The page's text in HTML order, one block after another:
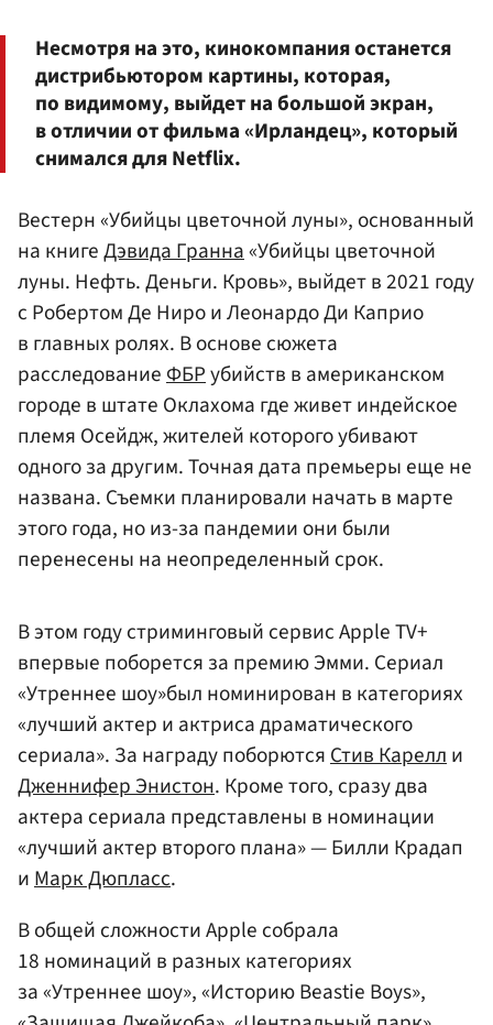
Несмотря на это, кинокомпания останется
дистрибьютором картины, которая,
по видимому, выйдет на большой экран,
в отличии от фильма «Ирландец», который
снимался для Netflix.
Вестерн «Убийцы цветочной луны», основанный
на книгеДэвида Гранна«Убийцы цветочной
луны. Нефть. Деньги. Кровь», выйдет в 2021 году
с Робертом Де Ниро и Леонардо Ди Каприо
в главных ролях. В основе сюжета
расследованиеФБРубийств в американском
городе в штате Оклахома где живет индейское
племя Осейдж, жителей которого убивают
одного за другим. Точная дата премьеры еще не
названа. Съемки планировали начать в марте
этого года, но из-за пандемии они были
перенесены на неопределенный срок.
В этом году стриминговый сервис Apple TV+
впервые поборется за премию Эмми. Сериал
«Утреннее шоу»был номинирован в категориях
«лучший актер и актриса драматического
сериала». За награду поборютсяСтив Карелли
Дженнифер Энистон. Кроме того, сразу два
актера сериала представлены в номинации
«лучший актер второго плана» — Билли Крадап
иМарк Дюпласс.
В общей сложности Apple собрала
18 номинаций в разных категориях
за «Утреннее шоу», «Историю Beastie Boys»,